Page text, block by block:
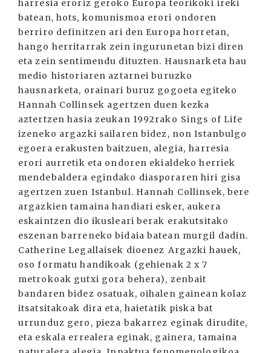
harresia eroriz geroko Europa teorikoki ireki
batean, hots, komunismoa erori ondoren
berriro definitzen ari den Europa horretan,
hango herritarrak zein ingurunetan bizi diren
eta zein sentimendu dituzten. Hausnarketa hau
medio historiaren aztarnei buruzko
hausnarketa, orainari buruz gogoeta egiteko
Hannah Collinsek agertzen duen kezka
aztertzen hasia zeukan 1992rako Sings of Life
izeneko argazki sailaren bidez, non Istanbulgo
egoera erakusten baitzuen, alegia, harresia
erori aurretik eta ondoren ekialdeko herriek
mendebaldera egindako diasporaren hiri gisa
agertzen zuen Istanbul. Hannah Collinsek, bere
argazkien tamaina handiari esker, aukera
eskaintzen dio ikusleari berak erakutsitako
eszenan barreneko bidaia batean murgil dadin.
Catherine Legallaisek dioenez Argazki hauek,
oso formatu handikoak (gehienak 2 x 7
metrokoak gutxi gora behera), zenbait
bandaren bidez osatuak, oihalen gainean kolaz
itsatsitakoak dira eta, haietatik piska bat
urrunduz gero, pieza bakarrez eginak dirudite,
eta eskala errealera eginak, gainera, tamaina